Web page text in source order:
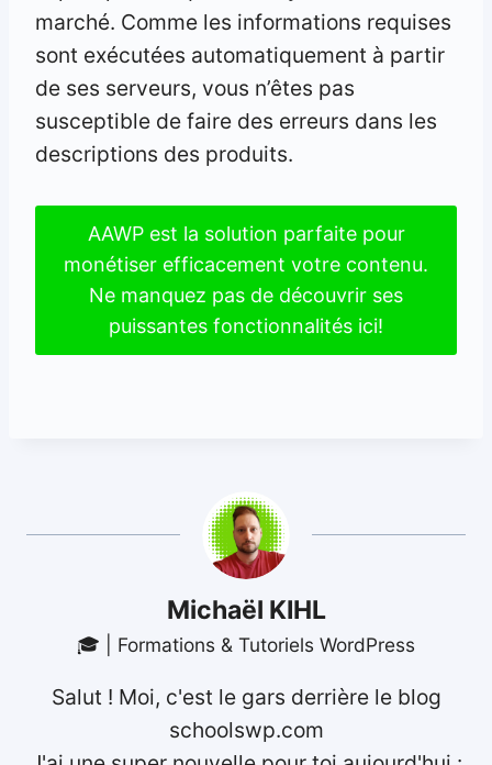
marché. Comme les informations requises
sont exécutées automatiquement à partir
de ses serveurs, vous n’êtes pas
susceptible de faire des erreurs dans les
descriptions des produits.
AAWP est la solution parfaite pour
monétiser efficacement votre contenu.
Ne manquez pas de découvrir ses
puissantes fonctionnalités ici!
Michaël KIHL
🎓 | Formations & Tutoriels WordPress
Salut ! Moi, c'est le gars derrière le blog
schoolswp.com